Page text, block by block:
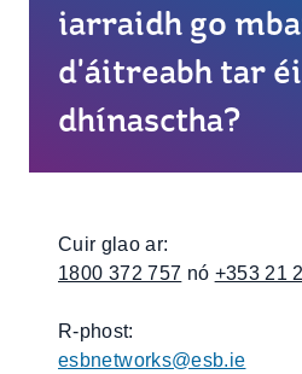
iarraidh go
d'áitreabh tar
dhínasctha?
Cuir glao ar:
1800 372 757 nó +353 21
R-phost:
esbnetworks@esb.ie